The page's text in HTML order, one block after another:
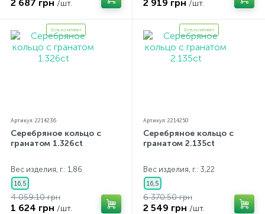
2 687 грн /шт. 2 919 грн /шт.
Есть комплект
Артикул: 2214236
Серебряное кольцо с
гранатом 1.326ct
Вес изделия, г.: 1,86
16,5
4 059.10 грн
1 624 грн /шт.
Есть комплект
Артикул: 2214250
Серебряное кольцо с
гранатом 2.135ct
Вес изделия, г.: 3,22
16,5
6 370.50 грн
2 549 грн /шт.